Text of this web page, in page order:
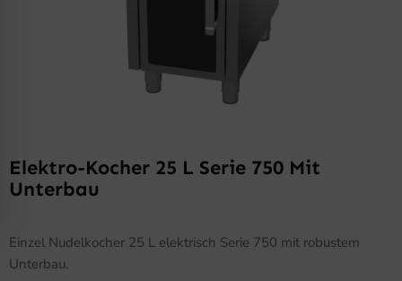
Elektro-Kocher 25 L Serie 750 Mit
Unterbau
Einzel Nudelkocher 25 L elektrisch Serie 750 mit robustem
Unterbau.